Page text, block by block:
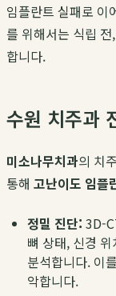
임플란트 실패로 이
를 위해서는 식립
합니다.
수원 치주과
미소나무치과의 치
통해 고난이도 임플
정밀 진단: 3D-
뼈 상태, 신경
분석합니다. 이
악합니다.